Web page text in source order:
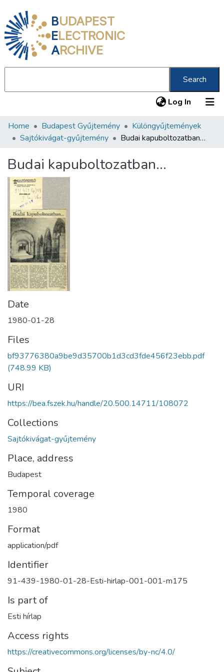
BUDAPEST
ELECTRONIC
ARCHIVE
Search
Log In (current)
Communities & Collections
Statistics
About us
Home Budapest Gyűjtemény
Különgyűjtemények
Sajtókivágat-gyűjtemény
Budai kapuboltozatban…
Budai kapuboltozatban…
Date
1980-01-28
Files
bf93776380a9be9d35700b1d3cd3fde456f23ebb.pdf
(748.99 KB)
URI
https://bea.fszek.hu/handle/20.500.14711/108072
Collections
Sajtókivágat-gyűjtemény
Place, address
Budapest
Temporal coverage
1980
Format
application/pdf
Identifier
91-439-1980-01-28-Esti-hirlap-001-001-m175
Is part of
Esti hírlap
Access rights
https://creativecommons.org/licenses/by-nc/4.0/